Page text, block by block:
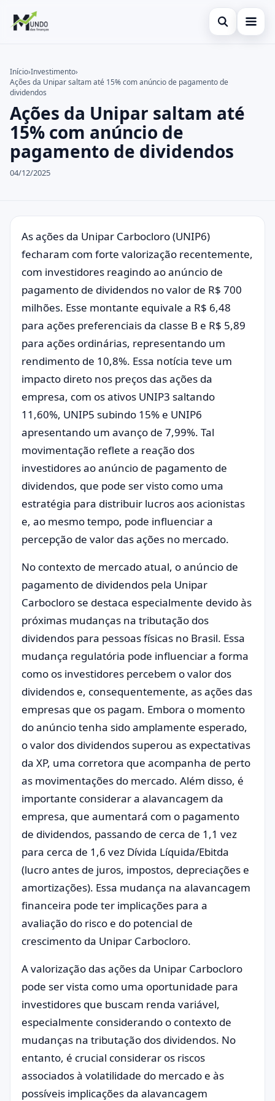
Abrir busca
Economia
Finanças
Buscar no site
Buscar por:
Pressione Enter para buscar ou ESC para fechar.
Início›Investimento›
Ações da Unipar saltam até 15% com anúncio de pagamento de
dividendos
Ações da Unipar saltam até
15% com anúncio de
pagamento de dividendos
04/12/2025
As ações da Unipar Carbocloro (UNIP6)
fecharam com forte valorização recentemente,
com investidores reagindo ao anúncio de
pagamento de dividendos no valor de R$ 700
milhões. Esse montante equivale a R$ 6,48
para ações preferenciais da classe B e R$ 5,89
para ações ordinárias, representando um
rendimento de 10,8%. Essa notícia teve um
impacto direto nos preços das ações da
empresa, com os ativos UNIP3 saltando
11,60%, UNIP5 subindo 15% e UNIP6
apresentando um avanço de 7,99%. Tal
movimentação reflete a reação dos
investidores ao anúncio de pagamento de
dividendos, que pode ser visto como uma
estratégia para distribuir lucros aos acionistas
e, ao mesmo tempo, pode influenciar a
percepção de valor das ações no mercado.
No contexto de mercado atual, o anúncio de
pagamento de dividendos pela Unipar
Carbocloro se destaca especialmente devido às
próximas mudanças na tributação dos
dividendos para pessoas físicas no Brasil. Essa
mudança regulatória pode influenciar a forma
como os investidores percebem o valor dos
dividendos e, consequentemente, as ações das
empresas que os pagam. Embora o momento
do anúncio tenha sido amplamente esperado,
o valor dos dividendos superou as expectativas
da XP, uma corretora que acompanha de perto
as movimentações do mercado. Além disso, é
importante considerar a alavancagem da
empresa, que aumentará com o pagamento
de dividendos, passando de cerca de 1,1 vez
para cerca de 1,6 vez Dívida Líquida/Ebitda
(lucro antes de juros, impostos, depreciações e
amortizações). Essa mudança na alavancagem
financeira pode ter implicações para a
avaliação do risco e do potencial de
crescimento da Unipar Carbocloro.
A valorização das ações da Unipar Carbocloro
pode ser vista como uma oportunidade para
investidores que buscam renda variável,
especialmente considerando o contexto de
mudanças na tributação dos dividendos. No
entanto, é crucial considerar os riscos
associados à volatilidade do mercado e às
possíveis implicações da alavancagem